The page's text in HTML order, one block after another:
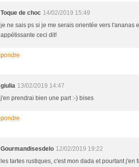
Toque de choc 14/02/2019 15:49
je ne sais ps si je me serais orientée vers l'ananas
appétissante ceci dit!
giulia 13/02/2019 14:47
j'en prendrai bien une part :-) bises
Gourmandisesdelo 12/02/2019 19:22
les tartes rustiques, c'est mon dada et pourtant